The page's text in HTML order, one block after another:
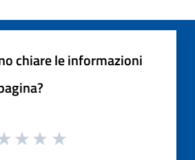
chiare le informazioni